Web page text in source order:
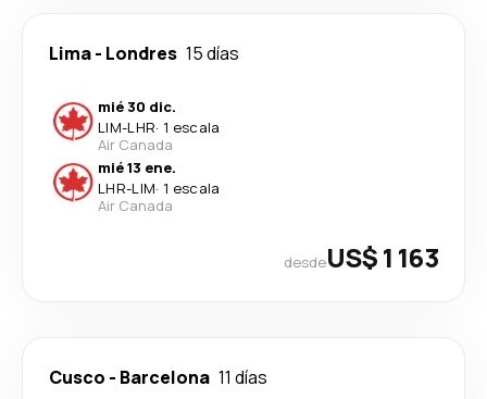
Lima- Londres 15 días
mié 30 dic.
LIM-LHR· 1 escala
Air Canada
mié 13 ene.
LHR-LIM· 1 escala
Air Canada
desdeUS$ 1 163
Cusco - Barcelona 11 días